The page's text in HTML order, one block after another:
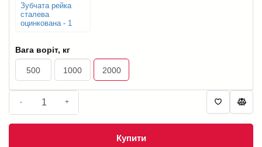
Зубчата рейка
сталева
оцинкована - 1
Вага воріт, кг
500 1000 2000
- +
Купити